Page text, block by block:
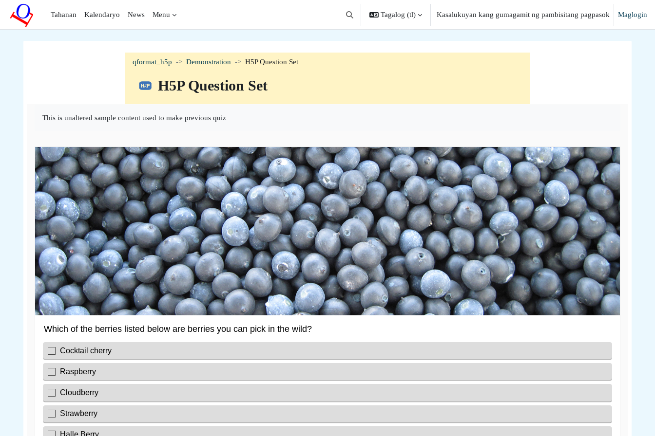
Lumaktaw patungo sa pangunahing nilalaman
Tahanan
Kalendaryo News Menu
I-toggle ang "input" sa paghahanap
Tagalog ‎(tl)‎ Kasalukuyan kang gumagamit ng pambisitang pagpasok Maglogin
qformat_h5p Demonstration H5P Question Set
H5P Question Set
This is unaltered sample content used to make previous quiz